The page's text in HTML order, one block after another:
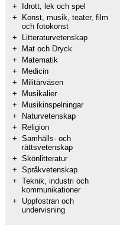
+
Idrott, lek och spel
+
Konst, musik, teater, film
och fotokonst
+
Litteraturvetenskap
+
Mat och Dryck
+
Matematik
+
Medicin
+
Militärväsen
+
Musikalier
+
Musikinspelningar
+
Naturvetenskap
+
Religion
+ Samhälls- och
rättsvetenskap
+ Skönlitteratur
+ Språkvetenskap
+ Teknik, industri och
kommunikationer
+
Uppfostran och
undervisning